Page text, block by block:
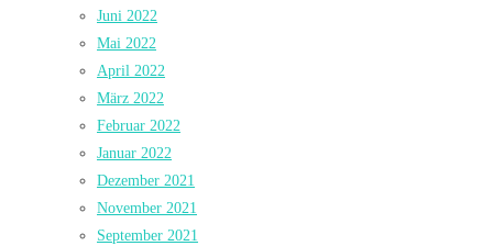
Juni 2022
Mai 2022
April 2022
März 2022
Februar 2022
Januar 2022
Dezember 2021
November 2021
September 2021